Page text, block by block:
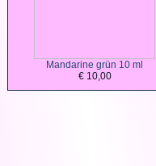
Mandarine grün 10 ml
€ 10,00